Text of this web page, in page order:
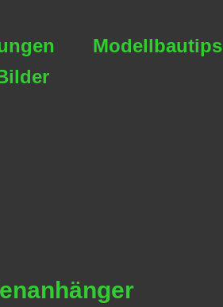
Modellbautips